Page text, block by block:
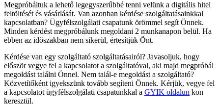
Megpróbáltuk a lehető legegyszerűbbé tenni velünk a digitális hitel
feltöltését és vásárlását. Van azonban kérdése szolgáltatásainkkal
kapcsolatban? Ügyfélszolgálati csapatunk örömmel segít Önnek.
Minden kérdést megpróbálunk megoldani 2 munkanapon belül. Ha
ebben az időszakban nem sikerül, értesítjük Önt.
Kérdése van egy szolgáltató szolgáltatásairól? Javasoljuk, hogy
először vegye fel a kapcsolatot a szolgáltatóval, aki majd megpróbál
megoldást találni Önnel. Nem talál-e megoldást a szolgáltató?
Közvetítőként igyekszünk tovább segíteni Önnek. Kérjük, vegye fel
a kapcsolatot ügyfélszolgálati csapatunkkal a GYIK oldalun kon
keresztül.